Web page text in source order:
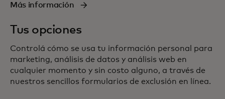
Más información
Tus opciones
Controlá cómo se usa tu información personal para
marketing, análisis de datos y análisis web en
cualquier momento y sin costo alguno, a través de
nuestros sencillos formularios de exclusión en línea.